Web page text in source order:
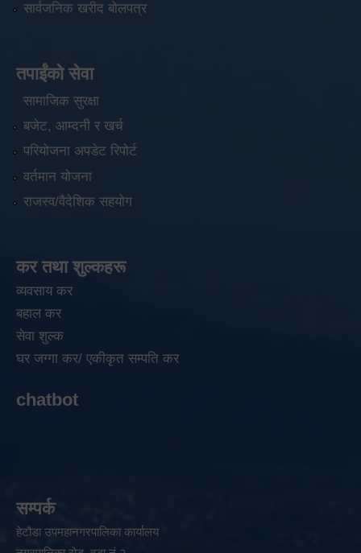
सार्वजनिक खरीद बोलपत्र
तपाईंको सेवा
सामाजिक सुरक्षा
बजेट, आम्दनी र खर्च
परियोजना अपडेट रिपोर्ट
वर्तमान योजना
राजस्व/वैदेशिक सहयोग
कर तथा शुल्कहरू
व्यवसाय कर
बहाल कर
सेवा शुल्क
घर जग्गा कर/ एकीकृत सम्पति कर
chatbot
सम्पर्क
हेटौडा उपमहानगरपालिका कार्यालय